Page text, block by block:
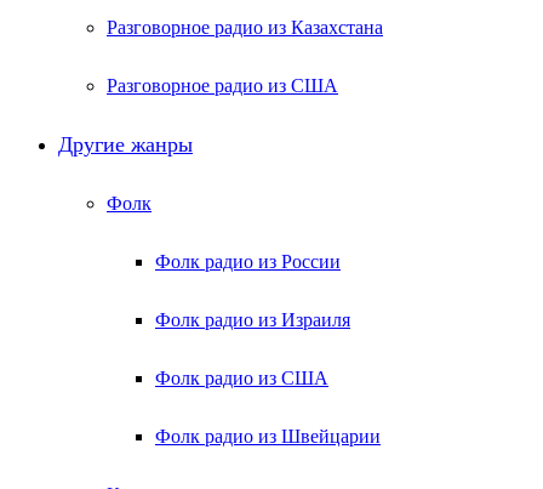
Разговорное радио из Казахстана
Разговорное радио из США
Другие жанры
Фолк
Фолк радио из России
Фолк радио из Израиля
Фолк радио из США
Фолк радио из Швейцарии